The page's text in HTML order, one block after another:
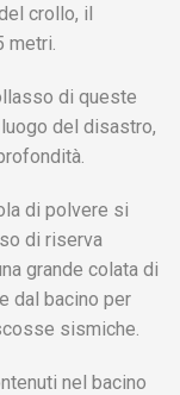
crollo, il
metri.
di queste
del disastro,
di polvere si
di riserva
grande colata di
dal bacino per
sismiche.
nel bacino